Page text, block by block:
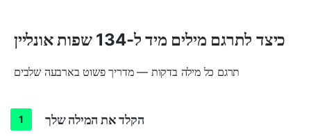
כיצד לתרגם מילים מיד ל-134 שפות אונליין
תרגם כל מילה בדקות — מדריך פשוט בארבעה שלבים
הקלד את המילה שלך